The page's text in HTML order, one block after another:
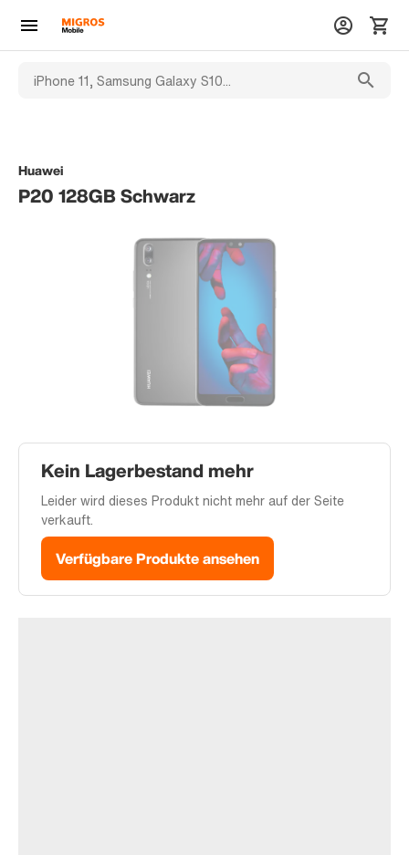
Huawei
P20 128GB Schwarz
Kein Lagerbestand mehr
Leider wird dieses Produkt nicht mehr auf der Seite
verkauft.
Verfügbare Produkte ansehen